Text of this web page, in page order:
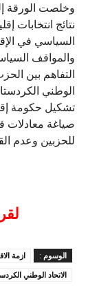
وخلصت الورقة
نتائج انتخابات
السياسي في
والمواقف
التفاهم بين
الوطني
تشكيل حكومة
صياغة معادلات
للحزبين وعدم
الوسوم : ازمة
الاتحاد الوطني